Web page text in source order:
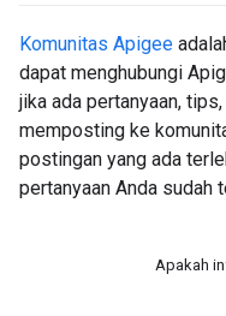
Komunitas Apigee
dapat menghubungi
jika ada pertanyaan,
memposting ke
postingan yang ada
pertanyaan Anda sudah
Apakah